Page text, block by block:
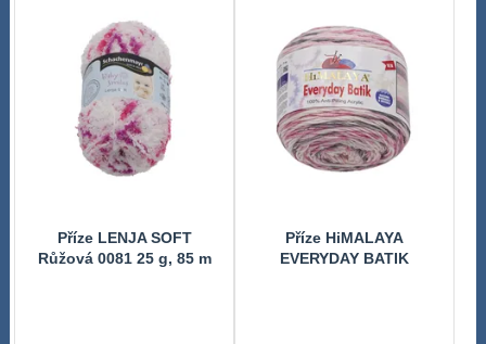
Příze LENJA SOFT
Růžová 0081 25 g, 85 m
Příze HiMALAYA
EVERYDAY BATIK